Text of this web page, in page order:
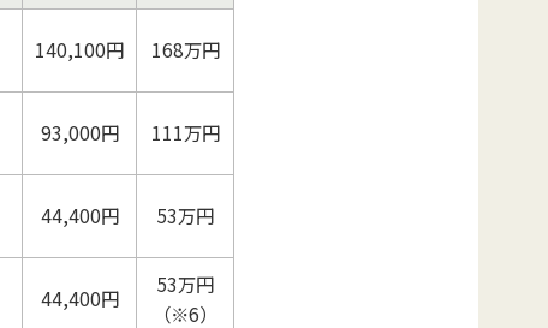
140,100円 168万円
93,000円 111万円
44,400円 53万円
44,400円
53万円
（※6）